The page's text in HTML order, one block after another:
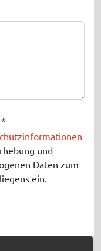
und
Daten zum
ein.